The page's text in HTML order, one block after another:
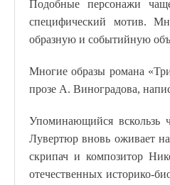
Подобные персонажи
специфический мотив.
образную и событийную
Многие образы романа
прозе А. Виноградова,
Упоминающийся вскользь
Лувертюр вновь оживает
скрипач и композитор
отечественных историко-